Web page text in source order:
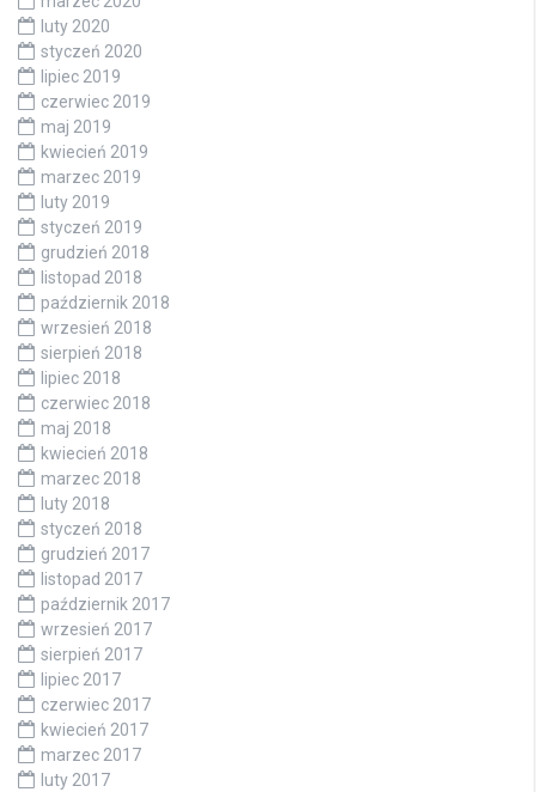
luty 2020
styczeń 2020
lipiec 2019
czerwiec 2019
maj 2019
kwiecień 2019
marzec 2019
luty 2019
styczeń 2019
grudzień 2018
listopad 2018
październik 2018
wrzesień 2018
sierpień 2018
lipiec 2018
czerwiec 2018
maj 2018
kwiecień 2018
marzec 2018
luty 2018
styczeń 2018
grudzień 2017
listopad 2017
październik 2017
wrzesień 2017
sierpień 2017
lipiec 2017
czerwiec 2017
kwiecień 2017
marzec 2017
luty 2017